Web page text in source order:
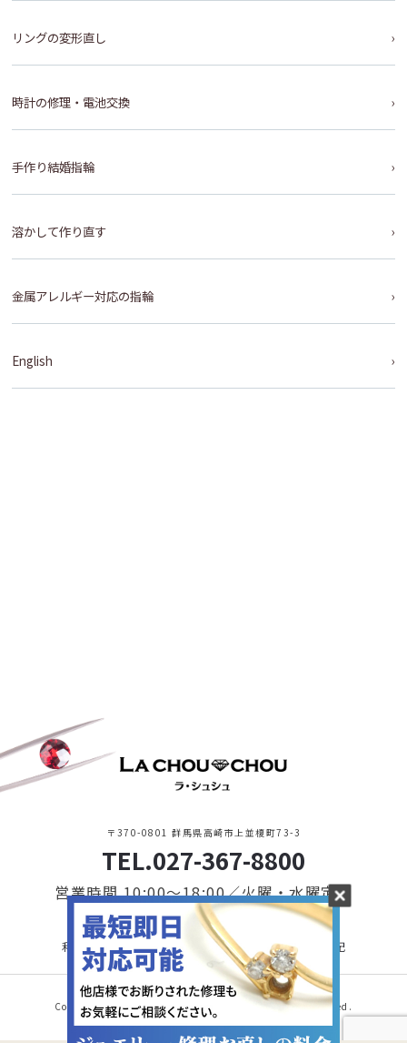
リングの変形直し
時計の修理・電池交換
手作り結婚指輪
溶かして作り直す
金属アレルギー対応の指輪
English
〒370-0801 群馬県高崎市上並榎町73-3
TEL.027-367-8800
営業時間 10:00〜18:00／火曜・水曜定休
利用規約・プライバシーポリシー特定商取引に基づく表記
Copyright © 2021 LA CHOU CHOU. All Rights Reserved.